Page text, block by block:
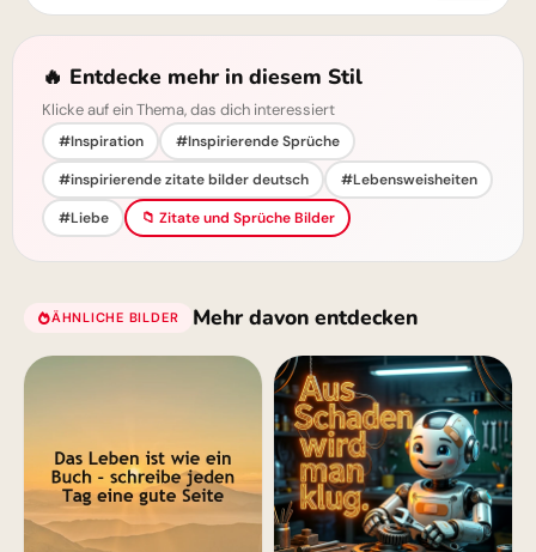
🔥 Entdecke mehr in diesem Stil
Klicke auf ein Thema, das dich interessiert
#Inspiration
#Inspirierende Sprüche
#inspirierende zitate bilder deutsch
#Lebensweisheiten
#Liebe
📁 Zitate und Sprüche Bilder
ÄHNLICHE BILDER Mehr davon entdecken